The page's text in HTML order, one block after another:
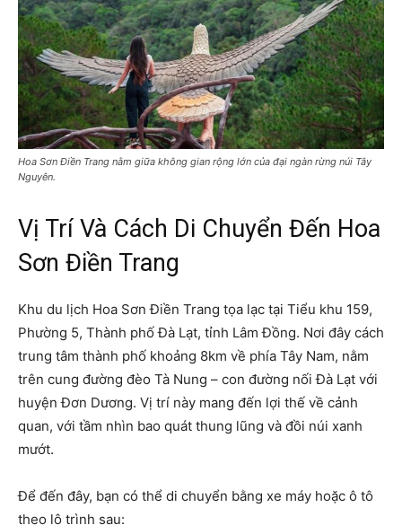
Hoa Sơn Điền Trang nằm giữa không gian rộng lớn của đại ngàn rừng núi Tây
Nguyên.
Vị Trí Và Cách Di Chuyển Đến Hoa
Sơn Điền Trang
Khu du lịch Hoa Sơn Điền Trang tọa lạc tại Tiểu khu 159,
Phường 5, Thành phố Đà Lạt, tỉnh Lâm Đồng. Nơi đây cách
trung tâm thành phố khoảng 8km về phía Tây Nam, nằm
trên cung đường đèo Tà Nung – con đường nối Đà Lạt với
huyện Đơn Dương. Vị trí này mang đến lợi thế về cảnh
quan, với tầm nhìn bao quát thung lũng và đồi núi xanh
mướt.
Để đến đây, bạn có thể di chuyển bằng xe máy hoặc ô tô
theo lộ trình sau: